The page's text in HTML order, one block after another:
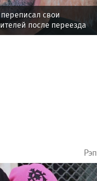
свои
после переезда
Рэп